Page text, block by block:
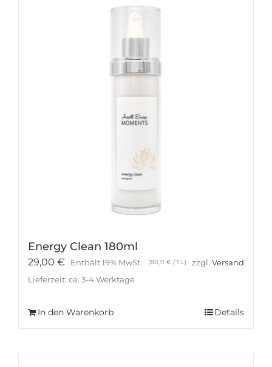
Energy Clean 180ml
29,00 € Enthält 19% MwSt. (161,11 € / 1 L) zzgl. Versand
Lieferzeit: ca. 3-4 Werktage
In den Warenkorb Details